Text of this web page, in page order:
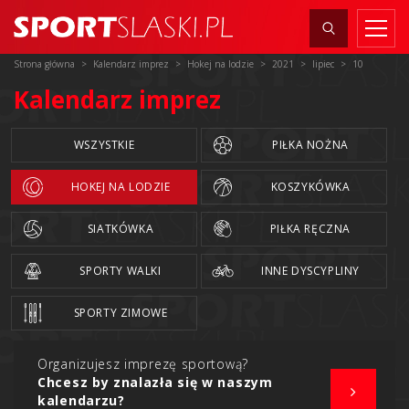
Strona główna Kalendarz imprez Hokej na lodzie 2021 lipiec 10
Kalendarz imprez
WSZYSTKIE PIŁKA NOŻNA
HOKEJ NA LODZIE KOSZYKÓWKA
SIATKÓWKA PIŁKA RĘCZNA
SPORTY WALKI INNE DYSCYPLINY
SPORTY ZIMOWE
Organizujesz imprezę sportową?
Chcesz by znalazła się w naszym
kalendarzu?